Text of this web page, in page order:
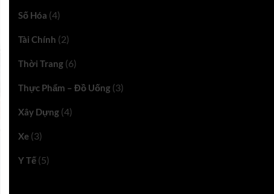
Số Hóa (4)
Tài Chính (2)
Thời Trang(6)
Thực Phẩm – Đồ Uống(3)
Xây Dựng(4)
Xe(3)
Y Tế(5)